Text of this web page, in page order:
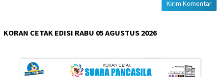
KORAN CETAK EDISI RABU 05 AGUSTUS 2026